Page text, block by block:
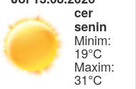
cer
senin
Minim:
19°C
Maxim:
31°C